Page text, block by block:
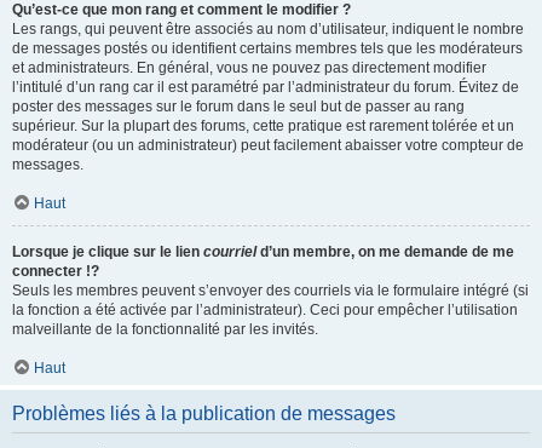
Qu’est-ce que mon rang et comment le modifier ?
Les rangs, qui peuvent être associés au nom d’utilisateur, indiquent le nombre
de messages postés ou identifient certains membres tels que les modérateurs
et administrateurs. En général, vous ne pouvez pas directement modifier
l’intitulé d’un rang car il est paramétré par l’administrateur du forum. Évitez de
poster des messages sur le forum dans le seul but de passer au rang
supérieur. Sur la plupart des forums, cette pratique est rarement tolérée et un
modérateur (ou un administrateur) peut facilement abaisser votre compteur de
messages.
Haut
Lorsque je clique sur le lien courrield’un membre, on me demande de me
connecter !?
Seuls les membres peuvent s’envoyer des courriels via le formulaire intégré (si
la fonction a été activée par l’administrateur). Ceci pour empêcher l’utilisation
malveillante de la fonctionnalité par les invités.
Haut
Problèmes liés à la publication de messages